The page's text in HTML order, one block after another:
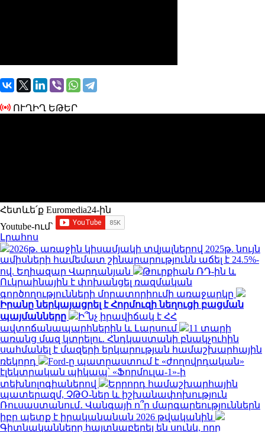
ՈՒՂԻՂ ԵԹԵՐ
Հետևե՛ք Euromedia24-ին
Youtube-ում`
Լրահոս
2026թ. առաջին կիսամյակի տվյալներով 2025թ. նույն
ամիսների համեմատ շինարարությունն աճել է 24.5%-
ով. Եղիազար Վարդանյան
Թուրքիան ՌԴ-ին և
Ուկրաինային է փոխանցել ռազմական
գործողությունների մորատորիումի առաջարկը
Իրանը ներկայացրել է Հորմուզի նեղուցի բացման
պայմանները
Ի՞նչ իրավիճակ է ՀՀ
ավտոճանապարհներին և Լարսում
11 տարի
առանց մազ կտրելու. Հնդկաստանի բնակչուհին
սահմանել է մազերի երկարության համաշխարհային
ռեկորդ
Ford-ը պատրաստում է «ժողովրդական»
էլեկտրական պիկապ՝ «Ֆորմուլա-1»-ի
տեխնոլոգիաներով
Երրորդ համաշխարհային
պատերազմ, ՉԹՕ-ներ և իշխանափոխություն
Ռուսաստանում․ Վանգայի ո՞ր մարգարեություններն
իբր պետք է իրականանան 2026 թվականին
Գիտնականները հայտնաբերել են սունկ, որը